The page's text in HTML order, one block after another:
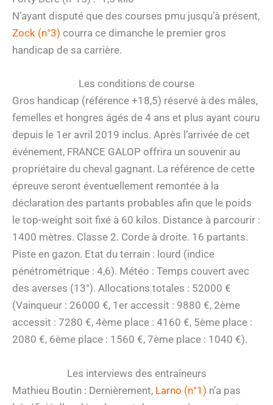
N’ayant disputé que des courses pmu jusqu’à présent,
Zock (n°3) courra ce dimanche le premier gros
handicap de sa carrière.
Les conditions de course
Gros handicap (référence +18,5) réservé à des mâles,
femelles et hongres âgés de 4 ans et plus ayant couru
depuis le 1er avril 2019 inclus. Après l’arrivée de cet
événement, FRANCE GALOP offrira un souvenir au
propriétaire du cheval gagnant. La référence de cette
épreuve seront éventuellement remontée à la
déclaration des partants probables afin que le poids
le top-weight soit fixé à 60 kilos. Distance à parcourir :
1400 mètres. Classe 2. Corde à droite. 16 partants.
Piste en gazon. Etat du terrain : lourd (indice
pénétrométrique : 4,6). Météo : Temps couvert avec
des averses (13°). Allocations totales : 52000 €
(Vainqueur : 26000 €, 1er accessit : 9880 €, 2ème
accessit : 7280 €, 4ème place : 4160 €, 5ème place :
2080 €, 6ème place : 1560 €, 7ème place : 1040 €).
Les interviews des entraîneurs
Mathieu Boutin : Dernièrement, Larno (n°1) n’a pas